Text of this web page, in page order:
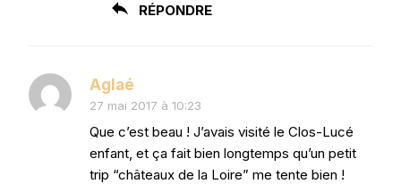
RÉPONDRE
Aglaé
27 mai 2017 à 10:23
Que c’est beau ! J’avais visité le Clos-Lucé
enfant, et ça fait bien longtemps qu’un petit
trip “châteaux de la Loire” me tente bien !